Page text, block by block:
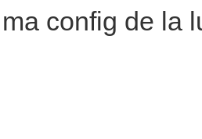
config de la